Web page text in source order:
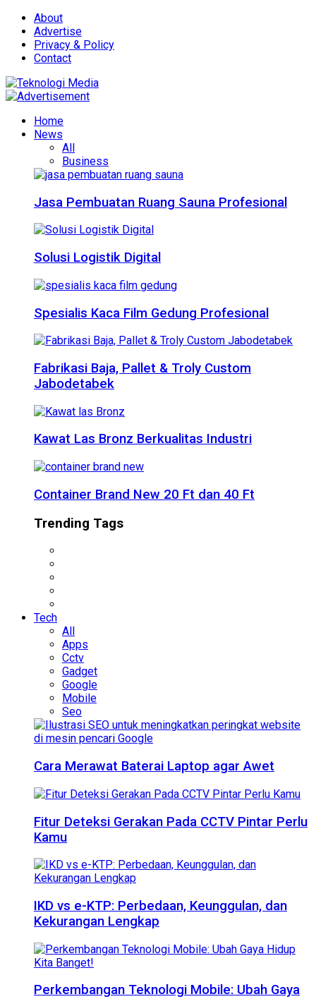
About
Advertise
Privacy & Policy
Contact
Home
News
All
Business
Jasa Pembuatan Ruang Sauna Profesional
Solusi Logistik Digital
Spesialis Kaca Film Gedung Profesional
Fabrikasi Baja, Pallet & Troly Custom
Jabodetabek
Kawat Las Bronz Berkualitas Industri
Container Brand New 20 Ft dan 40 Ft
Trending Tags
Tech
All
Apps
Cctv
Gadget
Google
Mobile
Seo
Cara Merawat Baterai Laptop agar Awet
Fitur Deteksi Gerakan Pada CCTV Pintar Perlu
Kamu
IKD vs e-KTP: Perbedaan, Keunggulan, dan
Kekurangan Lengkap
Perkembangan Teknologi Mobile: Ubah Gaya